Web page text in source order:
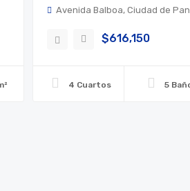
Avenida Balboa, Ciudad de
$616,150
4 Cuartos 5